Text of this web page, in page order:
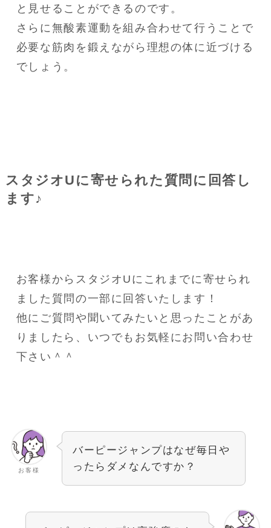
と見せることができるのです。
さらに無酸素運動を組み合わせて行うことで
必要な筋肉を鍛えながら理想の体に近づける
でしょう。
スタジオUに寄せられた質問に回答し
ます♪
お客様からスタジオUにこれまでに寄せられ
ました質問の一部に回答いたします！
他にご質問や聞いてみたいと思ったことがあ
りましたら、いつでもお気軽にお問い合わせ
下さい＾＾
お客様
バーピージャンプはなぜ毎日や
ったらダメなんですか？